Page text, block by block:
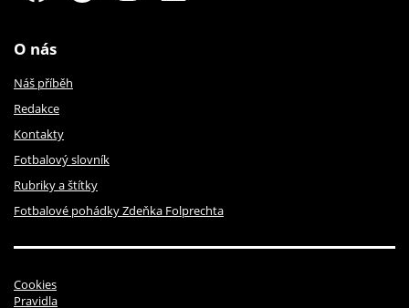
O nás
Náš příběh
Redakce
Kontakty
Fotbalový slovník
Rubriky a štítky
Fotbalové pohádky Zdeňka Folprechta
Cookies
Pravidla